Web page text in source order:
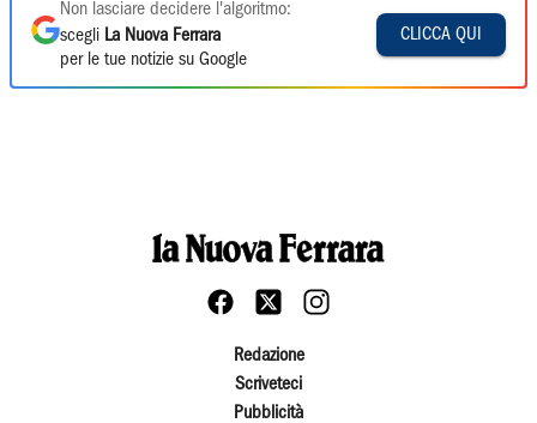
Non lasciare decidere l'algoritmo:
scegli La Nuova Ferrara
per le tue notizie su Google
CLICCA QUI
Redazione
Scriveteci
Pubblicità